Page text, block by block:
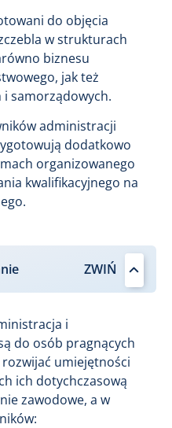
do objęcia
w strukturach
biznesu
jak też
samorządowych.
administracji
dodatkowo
organizowanego
kwalifikacyjnego na
i
do osób pragnących
umiejętności
ich dotychczasową
zawodowe, a w